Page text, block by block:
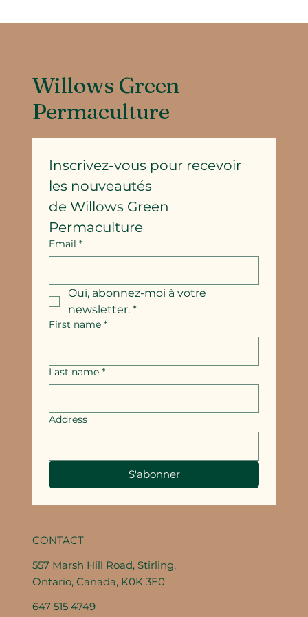
Willows Green
Permaculture
Inscrivez-vous pour recevoir
les nouveautés
de Willows Green
Permaculture
Email *
Oui, abonnez-moi à votre
newsletter. *
First name *
Last name *
Address
S'abonner
CONTACT
557 Marsh Hill Road, Stirling,
Ontario, Canada, K0K 3E0
647 515 4749